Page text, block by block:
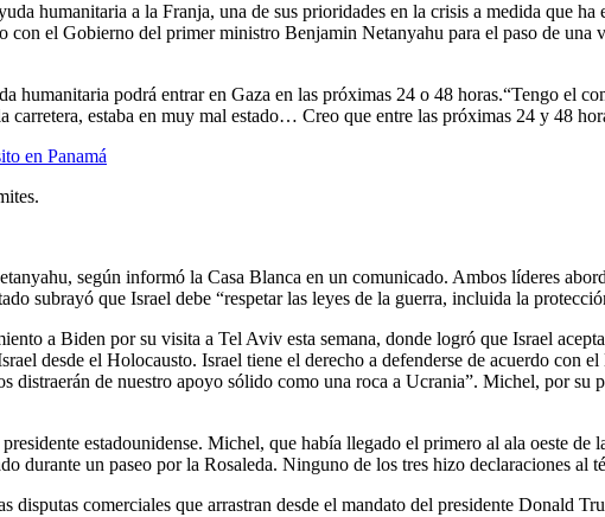
humanitaria a la Franja, una de sus prioridades en la crisis a medida que
el Gobierno del primer ministro Benjamin Netanyahu para el paso de una
humanitaria podrá entrar en Gaza en las próximas 24 o 48 horas.“Tengo el
carretera, estaba en muy mal estado… Creo que entre las próximas 24 y 48
en Panamá
según informó la Casa Blanca en un comunicado. Ambos líderes
subrayó que Israel debe “respetar las leyes de la guerra, incluida la
a Biden por su visita a Tel Aviv esta semana, donde logró que Israel
desde el Holocausto. Israel tiene el derecho a defenderse de acuerdo con
distraerán de nuestro apoyo sólido como una roca a Ucrania”. Michel, por su
estadounidense. Michel, que había llegado el primero al ala oeste
durante un paseo por la Rosaleda. Ninguno de los tres hizo declaraciones al
disputas comerciales que arrastran desde el mandato del presidente Donald